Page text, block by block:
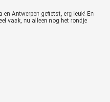
en Antwerpen gefietst, erg leuk! En
vaak, nu alleen nog het rondje